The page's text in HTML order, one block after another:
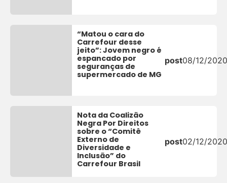
“Matou o cara do
Carrefour desse
jeito”: Jovem negro é
espancado por
seguranças de
supermercado de MG
post08/12/
Nota da Coalizão
Negra Por Direitos
sobre o “Comitê
Externo de
Diversidade e
Inclusão” do
Carrefour Brasil
post02/12/